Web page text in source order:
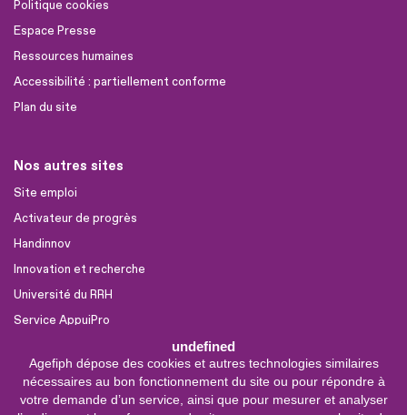
undefined
Agefiph dépose des cookies et autres technologies similaires
nécessaires au bon fonctionnement du site ou pour répondre à
votre demande d’un service, ainsi que pour mesurer et analyser
Politique cookies
Espace Presse
Ressources humaines
Accessibilité : partiellement conforme
Plan du site
Nos autres sites
Site emploi
Activateur de progrès
Handinnov
Innovation et recherche
Université du RRH
Service AppuiPro
Nous suivre
Youtube